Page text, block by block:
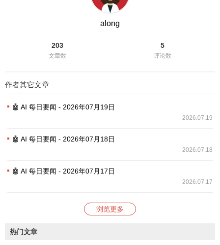
along
203
文章数
5
评论数
作者其它文章
🤖 AI 每日要闻 - 2026年07月19日
2026.07.19
🤖 AI 每日要闻 - 2026年07月18日
2026.07.18
🤖 AI 每日要闻 - 2026年07月17日
2026.07.17
浏览更多
热门文章